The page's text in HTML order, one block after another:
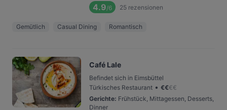
4.9/6 25 rezensionen
Gemütlich Casual Dining Romantisch
Café Lale
Befindet sich in Eimsbüttel
Türkisches Restaurant • €€€€
Gerichte: Frühstück, Mittagessen, Desserts,
Dinner